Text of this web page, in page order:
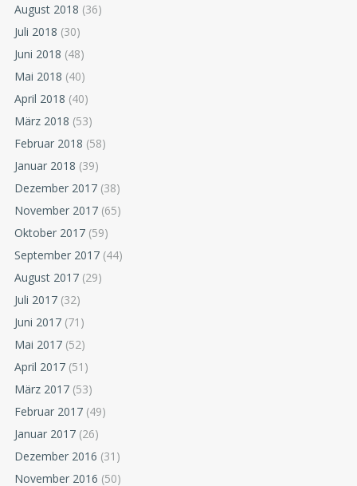
August 2018 (36)
Juli 2018 (30)
Juni 2018 (48)
Mai 2018 (40)
April 2018 (40)
März 2018 (53)
Februar 2018 (58)
Januar 2018 (39)
Dezember 2017 (38)
November 2017 (65)
Oktober 2017 (59)
September 2017 (44)
August 2017 (29)
Juli 2017 (32)
Juni 2017 (71)
Mai 2017 (52)
April 2017 (51)
März 2017 (53)
Februar 2017 (49)
Januar 2017 (26)
Dezember 2016 (31)
November 2016 (50)